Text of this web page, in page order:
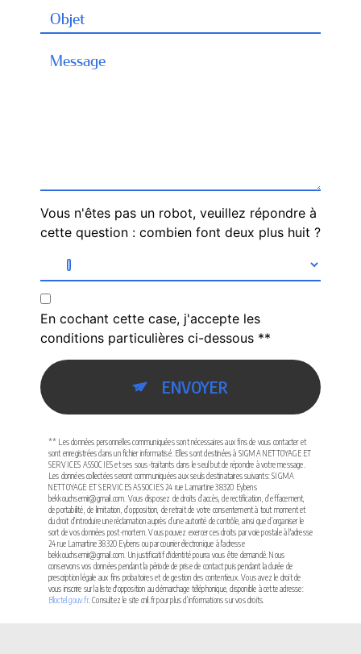
Vous n'êtes pas un robot, veuillez répondre à
cette question : combien font deux plus huit ?
En cochant cette case, j'accepte les
conditions particulières ci-dessous **
ENVOYER
** Les données personnelles communiquées sont nécessaires aux fins de vous contacter et
sont enregistrées dans un fichier informatisé. Elles sont destinées à SIGMA NETTOYAGE ET
SERVICES ASSOCIES et ses sous-traitants dans le seul but de répondre à votre message.
Les données collectées seront communiquées aux seuls destinataires suivants: SIGMA
NETTOYAGE ET SERVICES ASSOCIES 24 rue Lamartine 38320 Eybens
bekkouchsemir@gmail.com. Vous disposez de droits d’accès, de rectification, d’effacement,
de portabilité, de limitation, d’opposition, de retrait de votre consentement à tout moment et
du droit d’introduire une réclamation auprès d’une autorité de contrôle, ainsi que d’organiser le
sort de vos données post-mortem. Vous pouvez exercer ces droits par voie postale à l'adresse
24 rue Lamartine 38320 Eybens ou par courrier électronique à l'adresse
bekkouchsemir@gmail.com. Un justificatif d'identité pourra vous être demandé. Nous
conservons vos données pendant la période de prise de contact puis pendant la durée de
prescription légale aux fins probatoires et de gestion des contentieux. Vous avez le droit de
vous inscrire sur la liste d'opposition au démarchage téléphonique, disponible à cette adresse:
Bloctel.gouv.fr. Consultez le site cnil.fr pour plus d’informations sur vos droits.